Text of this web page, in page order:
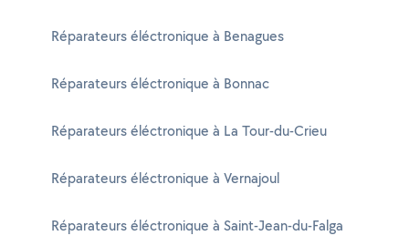
Réparateurs éléctronique à Benagues
Réparateurs éléctronique à Bonnac
Réparateurs éléctronique à La Tour-du-Crieu
Réparateurs éléctronique à Vernajoul
Réparateurs éléctronique à Saint-Jean-du-Falga